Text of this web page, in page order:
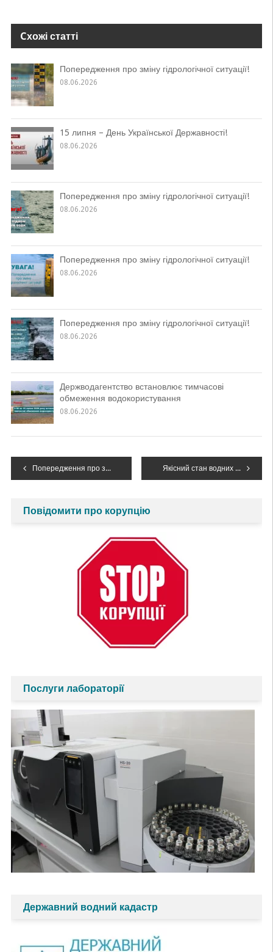
Cхожі статті
Попередження про зміну гідрологічної ситуації!
08.06.2026
15 липня – День Української Державності!
08.06.2026
Попередження про зміну гідрологічної ситуації!
08.06.2026
Попередження про зміну гідрологічної ситуації!
08.06.2026
Попередження про зміну гідрологічної ситуації!
08.06.2026
Держводагентство встановлює тимчасові
обмеження водокористування
08.06.2026
Навігація
Попередження про зміну гідрологічної ситуації! Якісний стан водних об’єктів річкового басейну Дністра у травні 2023 року
Повідомити про корупцію
Послуги лабораторії
Державний водний кадастр